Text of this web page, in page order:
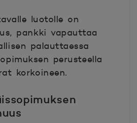
luotolle on
pankki vapauttaa
palauttaessa
perusteella
korkoineen.